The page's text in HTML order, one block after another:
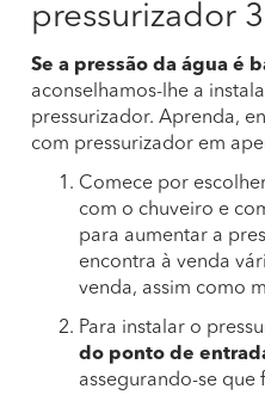
pressurizador
Se a pressão da água é
aconselhamos-lhe a
pressurizador. Aprenda,
com pressurizador em
Comece por
com o chuveiro e
para aumentar a
encontra à venda
venda, assim como
Para instalar o
do ponto de
assegurando-se